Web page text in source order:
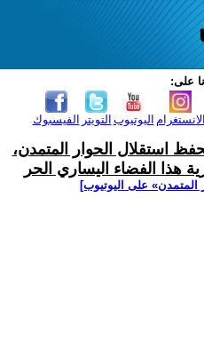
على:
الفيسبوك التويتر اليوتيوب الانستغرام
استقلال الحوار المتمدن،
هذا الفضاء اليساري الحر
المتمدن» على اليوتيوب]